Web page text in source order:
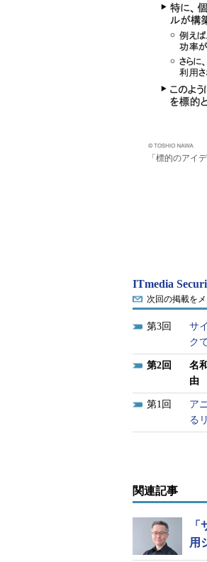
「標的のアイ
ITmedia
次回の掲載を
3
サ
ク
2
名
由
1
ア
る
関連記事
用